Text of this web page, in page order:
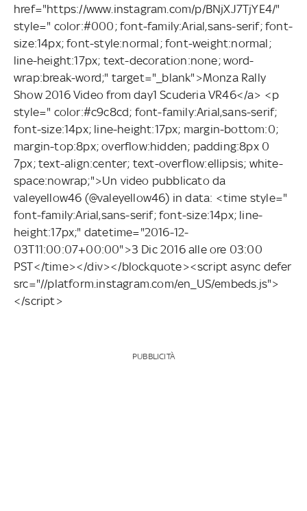
href="https://www.instagram.com/p/BNjXJ7TjYE4/"
style=" color:#000; font-family:Arial,sans-serif; font-
size:14px; font-style:normal; font-weight:normal;
line-height:17px; text-decoration:none; word-
wrap:break-word;" target="_blank">Monza Rally
Show 2016 Video from day1 Scuderia VR46</a> <p
style=" color:#c9c8cd; font-family:Arial,sans-serif;
font-size:14px; line-height:17px; margin-bottom:0;
margin-top:8px; overflow:hidden; padding:8px 0
7px; text-align:center; text-overflow:ellipsis; white-
space:nowrap;">Un video pubblicato da
valeyellow46 (@valeyellow46) in data: <time style="
font-family:Arial,sans-serif; font-size:14px; line-
height:17px;" datetime="2016-12-
03T11:00:07+00:00">3 Dic 2016 alle ore 03:00
PST</time></div></blockquote><script async defer
src="//platform.instagram.com/en_US/embeds.js">
</script>
PUBBLICITÀ